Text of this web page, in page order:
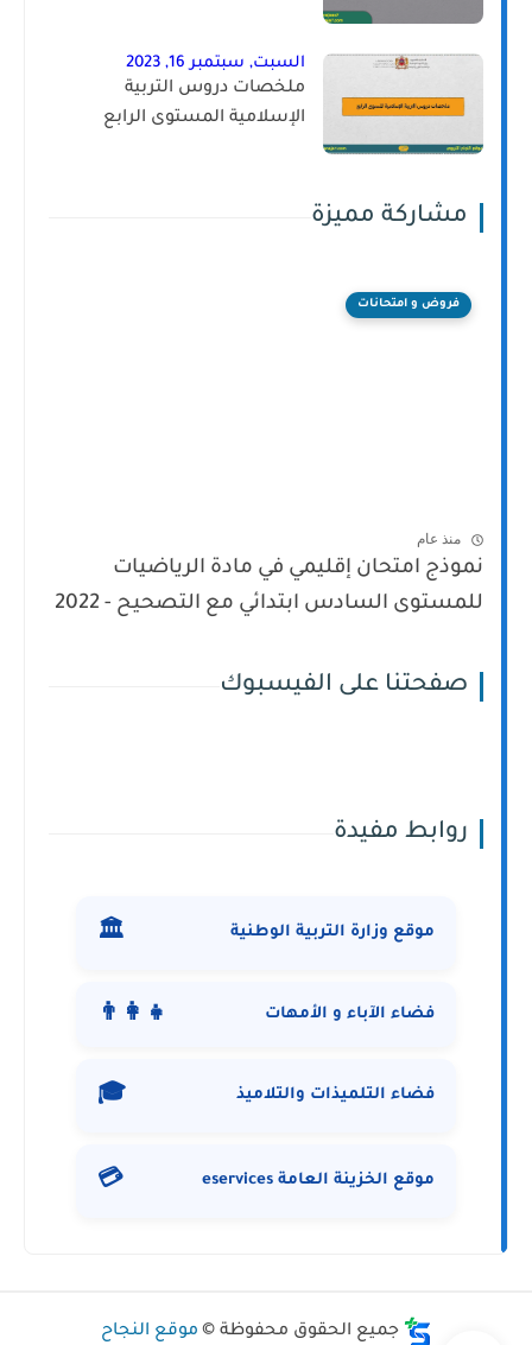
السبت, سبتمبر 16, 2023
ملخصات دروس التربية
الإسلامية المستوى الرابع
مشاركة مميزة
فروض و امتحانات
منذ عام
نموذج امتحان إقليمي في مادة الرياضيات
للمستوى السادس ابتدائي مع التصحيح - 2022
صفحتنا على الفيسبوك
روابط مفيدة
موقع وزارة التربية الوطنية 🏛️
فضاء الآباء و الأمهات 👨‍👩‍👧
فضاء التلميذات والتلاميذ 🎓
موقع الخزينة العامة eservices 💳
جميع الحقوق محفوظة © موقع النجاح